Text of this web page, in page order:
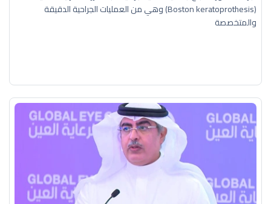
(Boston keratoprothesis) وهي من العمليات الجراحية الدقيقة
والمتخصصة